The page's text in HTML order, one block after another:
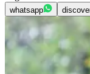
whatsapp